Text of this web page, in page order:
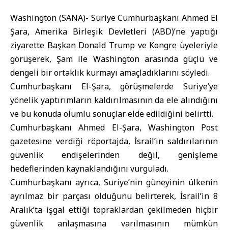
Washington (SANA)- SuriyeCumhurbaşkanı Ahmed El
Şara, Amerika Birleşik Devletleri (ABD)’ne yaptığı
ziyarette Başkan Donald Trump ve Kongre üyeleriyle
görüşerek, Şam ile Washington arasında güçlü ve
dengeli bir ortaklık kurmayı amaçladıklarını söyledi.
Cumhurbaşkanı El-Şara, görüşmelerde Suriye’ye
yönelik yaptırımların kaldırılmasının da ele alındığını
ve bu konuda olumlu sonuçlar elde edildiğini belirtti.
Cumhurbaşkanı Ahmed El-Şara, Washington Post
gazetesine verdiği röportajda, İsrail’in saldırılarının
güvenlik endişelerinden değil, genişleme
hedeflerinden kaynaklandığını vurguladı.
Cumhurbaşkanı ayrıca, Suriye’nin güneyinin ülkenin
ayrılmaz bir parçası olduğunu belirterek, İsrail’in 8
Aralık’ta işgal ettiği topraklardan çekilmeden hiçbir
güvenlik anlaşmasına varılmasının mümkün